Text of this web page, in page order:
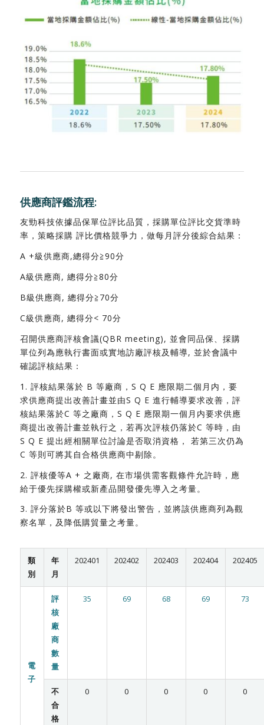
供應商評鑑流程:
友勁科技依據品保單位評比品質，採購單位評比交貨準時
率，策略採購 評比價格競爭力，做每月評分後綜合結果：
A +級供應商,總得分≧90分
A級供應商, 總得分≧80分
B級供應商, 總得分≧70分
C級供應商, 總得分< 70分
召開供應商評核會議(QBR meeting), 並會同品保、採購
單位列為應執行書面或實地訪廠評核及輔導, 並於會議中
確認評核結果：
1. 評核結果落於 B 等廠商，S Q E 應限期二個月内，要
求供應商提出改善計畫並由S Q E 進行輔導要求改善，評
核結果落於C 等之廠商，S Q E 應限期一個月内要求供應
商提出改善計畫並執行之，若再次評核仍落於C 等時，由
S Q E 提出經相關單位討論是否取消資格， 若第三次仍為
C 等則可將其自合格供應商中剔除。
2. 評核優等A + 之廠商, 在市場供需客觀條件允許時，應
給于優先採購權或新產品開發優先導入之考量。
3. 評分落於B 等或以下將發出警告，並將該供應商列為觀
察名單，及降低購貿量之考量。
類
別
年
月
202401 202402 202403 202404 202405
電
子
評
核
廠
商
數
量
35 69 68 69 73
不
合
格
0 0 0 0 0